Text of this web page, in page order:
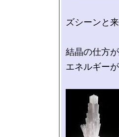
ズシーンと
結晶の仕方
エネルギー